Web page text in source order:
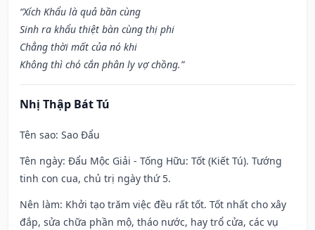
“Xích Khẩu là quả bần cùng
Sinh ra khẩu thiệt bàn cùng thị phi
Chẳng thời mất của nó khi
Không thì chó cắn phân ly vợ chồng.”
Nhị Thập Bát Tú
Tên sao: Sao Đẩu
Tên ngày: Đẩu Mộc Giải - Tống Hữu: Tốt (Kiết Tú). Tướng
tinh con cua, chủ trị ngày thứ 5.
Nên làm: Khởi tạo trăm việc đều rất tốt. Tốt nhất cho xây
đắp, sửa chữa phần mộ, tháo nước, hay trổ cửa, các vụ